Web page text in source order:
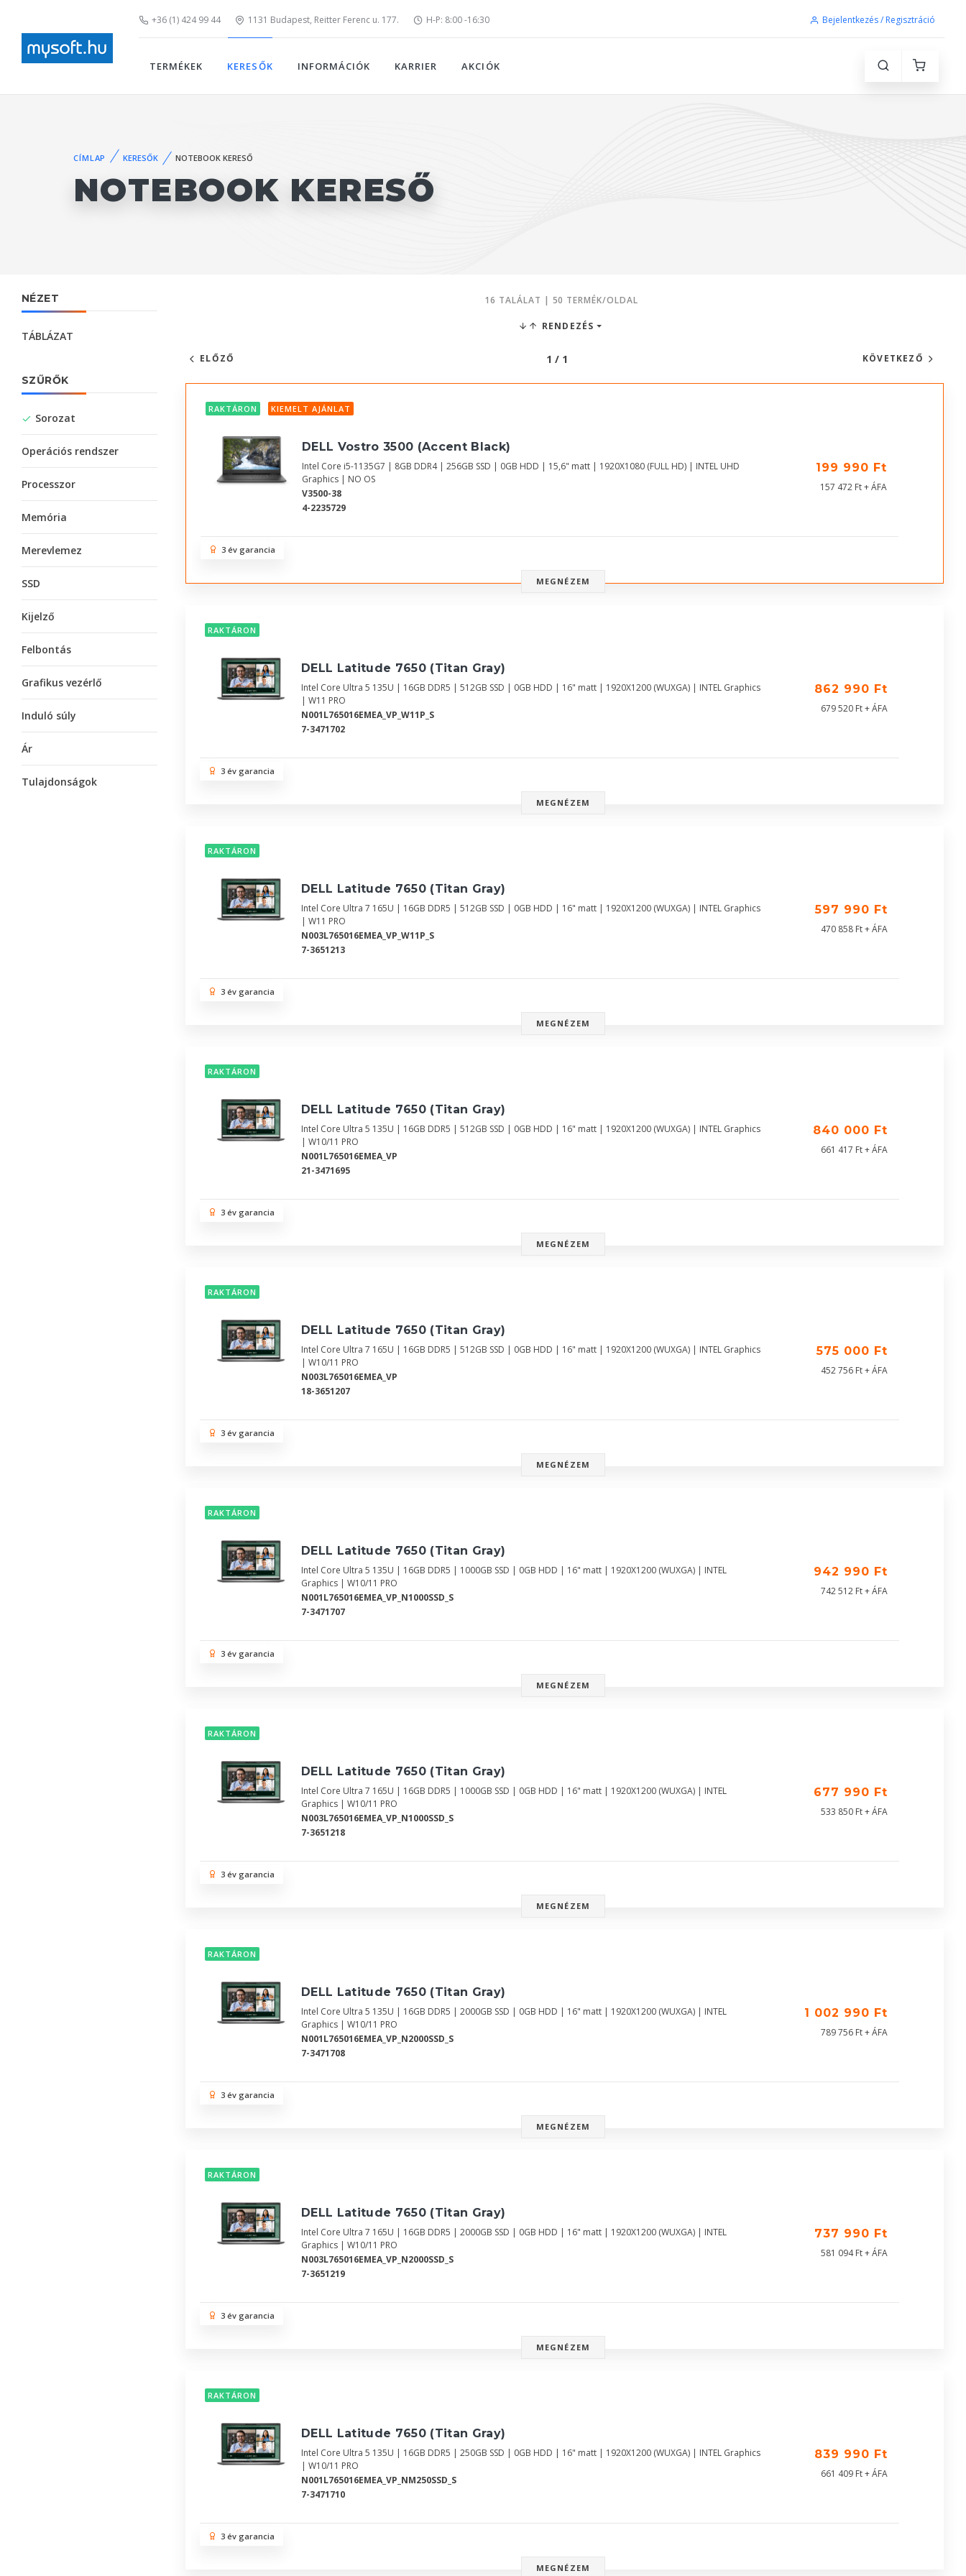
+36 (1) 424 99 44 1131 Budapest, Reitter Ferenc u. 177. H-P: 8:00 -16:30 Bejelentkezés / Regisztráció
TERMÉKEK KERESŐK INFORMÁCIÓK KARRIER AKCIÓK
CÍMLAP KERESŐK NOTEBOOK KERESŐ
NOTEBOOK KERESŐ
NÉZET
TÁBLÁZAT
SZŰRŐK
Sorozat
Operációs rendszer
Processzor
Memória
Merevlemez
SSD
Kijelző
Felbontás
Grafikus vezérlő
Induló súly
Ár
Tulajdonságok
16 TALÁLAT | 50 TERMÉK/OLDAL
RENDEZÉS
ELŐZŐ 1 / 1 KÖVETKEZŐ
RAKTÁRON KIEMELT AJÁNLAT
DELL Vostro 3500 (Accent Black)
Intel Core i5-1135G7 | 8GB DDR4 | 256GB SSD | 0GB HDD | 15,6" matt | 1920X1080 (FULL HD) | INTEL UHD
Graphics | NO OS
V3500-38
4-2235729
199 990 Ft
157 472 Ft + ÁFA
3 év garancia
MEGNÉZEM
RAKTÁRON
DELL Latitude 7650 (Titan Gray)
Intel Core Ultra 5 135U | 16GB DDR5 | 512GB SSD | 0GB HDD | 16" matt | 1920X1200 (WUXGA) | INTEL Graphics
| W11 PRO
N001L765016EMEA_VP_W11P_S
7-3471702
862 990 Ft
679 520 Ft + ÁFA
3 év garancia
MEGNÉZEM
RAKTÁRON
DELL Latitude 7650 (Titan Gray)
Intel Core Ultra 7 165U | 16GB DDR5 | 512GB SSD | 0GB HDD | 16" matt | 1920X1200 (WUXGA) | INTEL Graphics
| W11 PRO
N003L765016EMEA_VP_W11P_S
7-3651213
597 990 Ft
470 858 Ft + ÁFA
3 év garancia
MEGNÉZEM
RAKTÁRON
DELL Latitude 7650 (Titan Gray)
Intel Core Ultra 5 135U | 16GB DDR5 | 512GB SSD | 0GB HDD | 16" matt | 1920X1200 (WUXGA) | INTEL Graphics
| W10/11 PRO
N001L765016EMEA_VP
21-3471695
840 000 Ft
661 417 Ft + ÁFA
3 év garancia
MEGNÉZEM
RAKTÁRON
DELL Latitude 7650 (Titan Gray)
Intel Core Ultra 7 165U | 16GB DDR5 | 512GB SSD | 0GB HDD | 16" matt | 1920X1200 (WUXGA) | INTEL Graphics
| W10/11 PRO
N003L765016EMEA_VP
18-3651207
575 000 Ft
452 756 Ft + ÁFA
3 év garancia
MEGNÉZEM
RAKTÁRON
DELL Latitude 7650 (Titan Gray)
Intel Core Ultra 5 135U | 16GB DDR5 | 1000GB SSD | 0GB HDD | 16" matt | 1920X1200 (WUXGA) | INTEL
Graphics | W10/11 PRO
N001L765016EMEA_VP_N1000SSD_S
7-3471707
942 990 Ft
742 512 Ft + ÁFA
3 év garancia
MEGNÉZEM
RAKTÁRON
DELL Latitude 7650 (Titan Gray)
Intel Core Ultra 7 165U | 16GB DDR5 | 1000GB SSD | 0GB HDD | 16" matt | 1920X1200 (WUXGA) | INTEL
Graphics | W10/11 PRO
N003L765016EMEA_VP_N1000SSD_S
7-3651218
677 990 Ft
533 850 Ft + ÁFA
3 év garancia
MEGNÉZEM
RAKTÁRON
DELL Latitude 7650 (Titan Gray)
Intel Core Ultra 5 135U | 16GB DDR5 | 2000GB SSD | 0GB HDD | 16" matt | 1920X1200 (WUXGA) | INTEL
Graphics | W10/11 PRO
N001L765016EMEA_VP_N2000SSD_S
7-3471708
1 002 990 Ft
789 756 Ft + ÁFA
3 év garancia
MEGNÉZEM
RAKTÁRON
DELL Latitude 7650 (Titan Gray)
Intel Core Ultra 7 165U | 16GB DDR5 | 2000GB SSD | 0GB HDD | 16" matt | 1920X1200 (WUXGA) | INTEL
Graphics | W10/11 PRO
N003L765016EMEA_VP_N2000SSD_S
7-3651219
737 990 Ft
581 094 Ft + ÁFA
3 év garancia
MEGNÉZEM
RAKTÁRON
DELL Latitude 7650 (Titan Gray)
Intel Core Ultra 5 135U | 16GB DDR5 | 250GB SSD | 0GB HDD | 16" matt | 1920X1200 (WUXGA) | INTEL Graphics
| W10/11 PRO
N001L765016EMEA_VP_NM250SSD_S
7-3471710
839 990 Ft
661 409 Ft + ÁFA
3 év garancia
MEGNÉZEM